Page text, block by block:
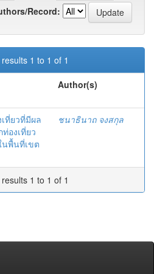
Record:
1 to 1 of 1
Author(s)
ที่ยวที่มีผล
องเที่ยว
นพื้นที่เขต
ชนาธินาถ จงสกุล
1 to 1 of 1